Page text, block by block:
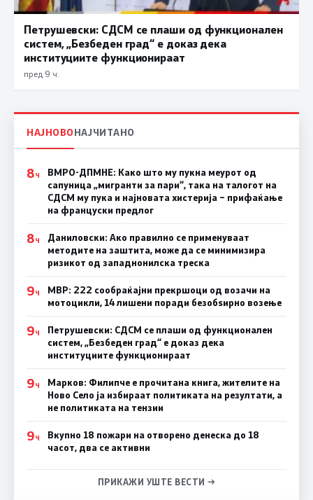
Петрушевски: СДСМ се плаши од функционален
систем, „Безбеден град“ е доказ дека
институциите функционираат
пред 9 ч.
НАЈНОВОНАЈЧИТАНО
8Ч
ВМРО-ДПМНЕ: Како што му пукна меурот од
сапуница „мигранти за пари“, така на талогот на
СДСМ му пука и најновата хистерија – прифаќање
на француски предлог
8Ч
Даниловски: Ако правилно се применуваат
методите на заштита, може да се минимизира
ризикот од западнонилска треска
9Ч
МВР: 222 сообраќајни прекршоци од возачи на
мотоцикли, 14 лишени поради безобѕирно возење
9Ч
Петрушевски: СДСМ се плаши од функционален
систем, „Безбеден град“ е доказ дека
институциите функционираат
9Ч
Марков: Филипче е прочитана книга, жителите на
Ново Село ја избираат политиката на резултати, а
не политиката на тензии
9Ч
Вкупно 18 пожари на отворено денеска до 18
часот, два се активни
ПРИКАЖИ УШТЕ ВЕСТИ →